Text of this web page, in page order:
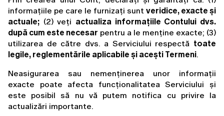
informațiile pe care le furnizați sunt veridice, exacte și
actuale; (2) veți actualiza informațiile Contului dvs.
după cum este necesar pentru a le menține exacte; (3)
utilizarea de către dvs. a Serviciului respectă toate
legile, reglementările aplicabile și acești Termeni.
Neasigurarea sau nemenținerea unor informații
exacte poate afecta funcționalitatea Serviciului și
este posibil să nu vă putem notifica cu privire la
actualizări importante.